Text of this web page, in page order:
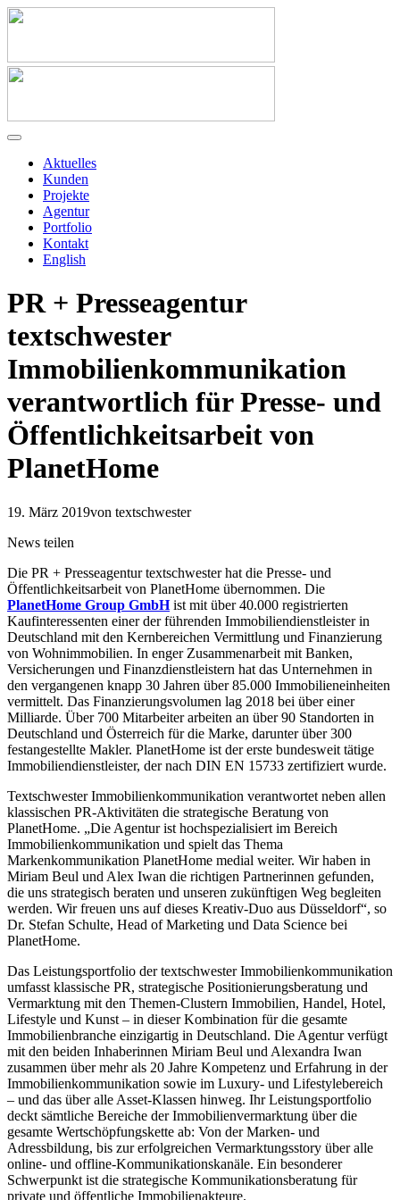
Aktuelles
Kunden
Projekte
Agentur
Portfolio
Kontakt
English
PR + Presseagentur
textschwester
Immobilienkommunikation
verantwortlich für Presse- und
Öffentlichkeitsarbeit von
PlanetHome
19. März 2019von textschwester
News teilen
Die PR + Presseagentur textschwester hat die Presse- und
Öffentlichkeitsarbeit von PlanetHome übernommen. Die
PlanetHome Group GmbHist mit über 40.000 registrierten
Kaufinteressenten einer der führenden Immobiliendienstleister in
Deutschland mit den Kernbereichen Vermittlung und Finanzierung
von Wohnimmobilien. In enger Zusammenarbeit mit Banken,
Versicherungen und Finanzdienstleistern hat das Unternehmen in
den vergangenen knapp 30 Jahren über 85.000 Immobilieneinheiten
vermittelt. Das Finanzierungsvolumen lag 2018 bei über einer
Milliarde. Über 700 Mitarbeiter arbeiten an über 90 Standorten in
Deutschland und Österreich für die Marke, darunter über 300
festangestellte Makler. PlanetHome ist der erste bundesweit tätige
Immobiliendienstleister, der nach DIN EN 15733 zertifiziert wurde.
Textschwester Immobilienkommunikation verantwortet neben allen
klassischen PR-Aktivitäten die strategische Beratung von
PlanetHome. „Die Agentur ist hochspezialisiert im Bereich
Immobilienkommunikation und spielt das Thema
Markenkommunikation PlanetHome medial weiter. Wir haben in
Miriam Beul und Alex Iwan die richtigen Partnerinnen gefunden,
die uns strategisch beraten und unseren zukünftigen Weg begleiten
werden. Wir freuen uns auf dieses Kreativ-Duo aus Düsseldorf“, so
Dr. Stefan Schulte, Head of Marketing und Data Science bei
PlanetHome.
Das Leistungsportfolio der textschwester Immobilienkommunikation
umfasst klassische PR, strategische Positionierungsberatung und
Vermarktung mit den Themen-Clustern Immobilien, Handel, Hotel,
Lifestyle und Kunst – in dieser Kombination für die gesamte
Immobilienbranche einzigartig in Deutschland. Die Agentur verfügt
mit den beiden Inhaberinnen Miriam Beul und Alexandra Iwan
zusammen über mehr als 20 Jahre Kompetenz und Erfahrung in der
Immobilienkommunikation sowie im Luxury- und Lifestylebereich
– und das über alle Asset-Klassen hinweg. Ihr Leistungsportfolio
deckt sämtliche Bereiche der Immobilienvermarktung über die
gesamte Wertschöpfungskette ab: Von der Marken- und
Adressbildung, bis zur erfolgreichen Vermarktungsstory über alle
online- und offline-Kommunikationskanäle. Ein besonderer
Schwerpunkt ist die strategische Kommunikationsberatung für
private und öffentliche Immobilienakteure.